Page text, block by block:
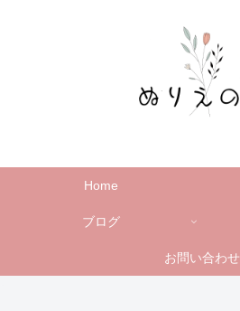
Home
ブログ
お問い合わせ